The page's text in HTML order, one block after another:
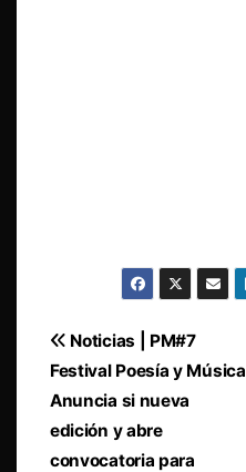
Navegación
de
entradas
Noticias | PM#7
Festival Poesía y Música
Anuncia si nueva
edición y abre
convocatoria para